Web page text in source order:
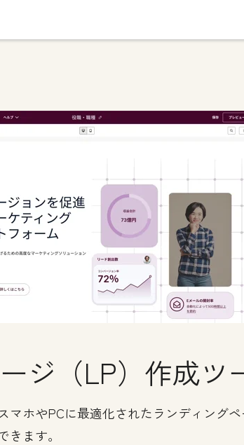
ジ（LP）作成ツ
マホやPCに最適化されたランディング
ます。